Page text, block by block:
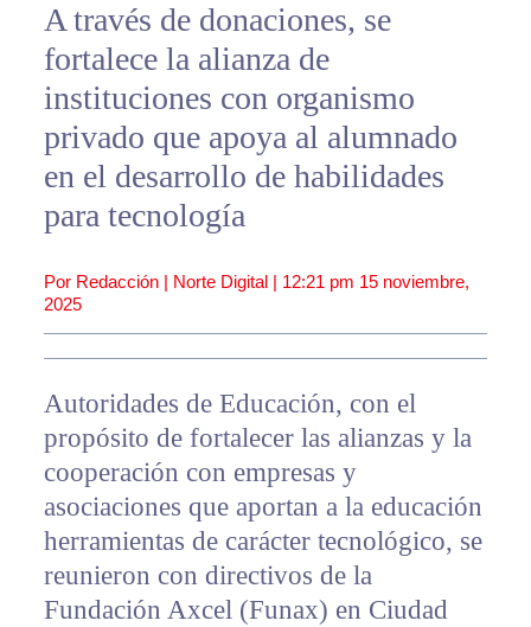
A través de donaciones, se
fortalece la alianza de
instituciones con organismo
privado que apoya al alumnado
en el desarrollo de habilidades
para tecnología
Por Redacción | Norte Digital | 12:21 pm 15 noviembre,
2025
Autoridades de Educación, con el
propósito de fortalecer las alianzas y la
cooperación con empresas y
asociaciones que aportan a la educación
herramientas de carácter tecnológico, se
reunieron con directivos de la
Fundación Axcel (Funax) en Ciudad